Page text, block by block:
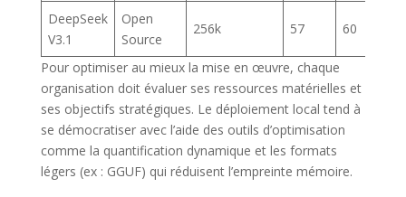
DeepSeek
V3.1
Open
Source
256k 57 60
Pour optimiser au mieux la mise en œuvre, chaque
organisation doit évaluer ses ressources matérielles et
ses objectifs stratégiques. Le déploiement local tend à
se démocratiser avec l’aide des outils d’optimisation
comme la quantification dynamique et les formats
légers (ex : GGUF) qui réduisent l’empreinte mémoire.